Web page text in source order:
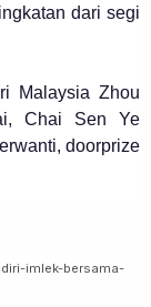
dari segi
Malaysia Zhou
Chai Sen Ye
doorprize
imlek-bersama-